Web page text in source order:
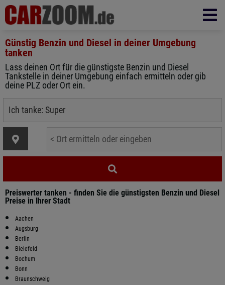
Günstig Benzin und Diesel in deiner Umgebung
tanken
Lass deinen Ort für die günstigste Benzin und Diesel
Tankstelle in deiner Umgebung einfach ermitteln oder gib
deine PLZ oder Ort ein.
Preiswerter tanken - finden Sie die günstigsten Benzin und Diesel
Preise in Ihrer Stadt
Aachen
Augsburg
Berlin
Bielefeld
Bochum
Bonn
Braunschweig